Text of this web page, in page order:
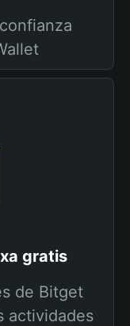
gratis
de Bitget
actividades